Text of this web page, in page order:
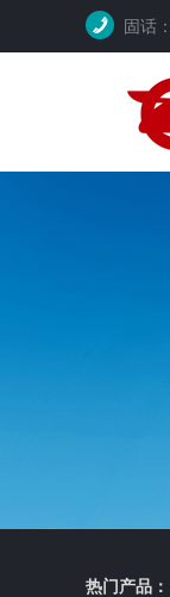
固话：
热门产品：